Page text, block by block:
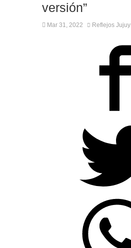
versión”
Mar 31, 2022 Reflejos Jujuy